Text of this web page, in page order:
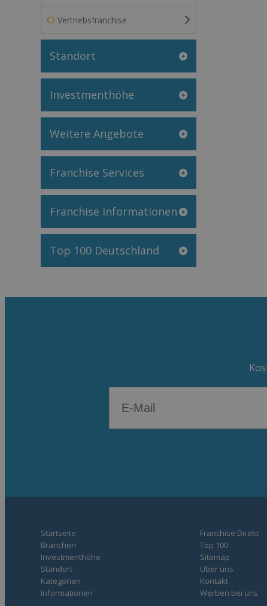
Vertriebsfranchise
Standort
Investmenthöhe
Weitere Angebote
Franchise Services
Franchise Informationen
Top 100 Deutschland
Startseite
Branchen
Investmenthöhe
Standort
Kategorien
Informationen
Franchise Direkt
Top 100
Sitemap
Über uns
Kontakt
Werben bei uns